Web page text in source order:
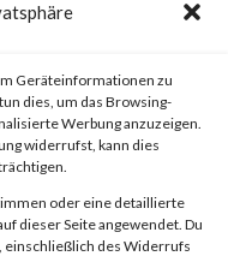
Geräteinformationen zu
dies, um das Browsing-
Werbung anzuzeigen.
widerrufst, kann dies
oder eine detaillierte
dieser Seite angewendet. Du
einschließlich des Widerrufs
that has a
within
show
group.